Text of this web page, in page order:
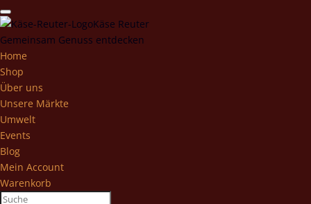
Käse Reuter
Gemeinsam Genuss entdecken
Home
Shop
Über uns
Unsere Märkte
Umwelt
Events
Blog
Mein Account
Warenkorb